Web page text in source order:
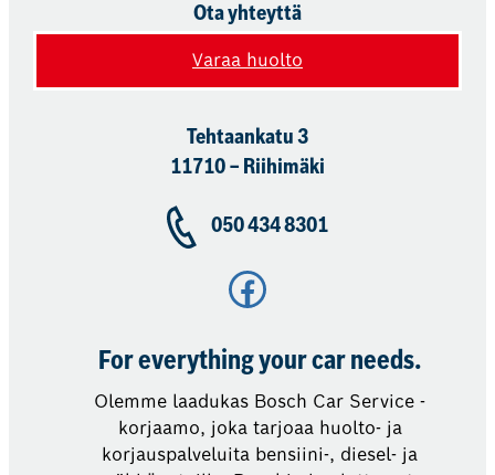
Ota yhteyttä
Varaa huolto
Tehtaankatu 3
11710 – Riihimäki
050 434 8301
Facebook
For everything your car needs.
Olemme laadukas Bosch Car Service -
korjaamo, joka tarjoaa huolto- ja
korjauspalveluita bensiini-, diesel- ja